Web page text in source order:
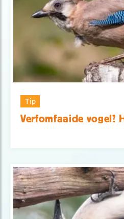
Tip
Verfomfaaide vogel?